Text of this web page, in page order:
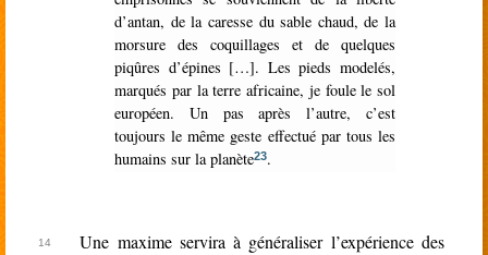
d’antan, de la caresse du sable chaud, de la
morsure des coquillages et de quelques
piqûres d’épines […]. Les pieds modelés,
marqués par la terre africaine, je foule le sol
européen. Un pas après l’autre, c’est
toujours le même geste effectué par tous les
humains sur la planète23.
Une maxime servira à généraliser l’expérience des